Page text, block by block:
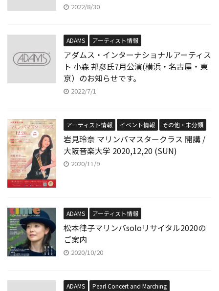
2022/8/30
ADAMS アーティスト情報
アダムス・インターナショナルアーティス
ト 小森 邦彦氏7月公演(横浜・名古屋・東
京）のお知らせです。
2022/7/1
アーティスト情報 イベント情報 その他・未分類
岩見玲奈 マリンバマスタークラス 開講 /
大阪音楽大学 2020,12,20 (SUN)
2020/11/9
ADAMS アーティスト情報
松本律子マリンバsoloリサイタル2020の
ご案内
2020/10/20
ADAMS Pearl Concert and Marching